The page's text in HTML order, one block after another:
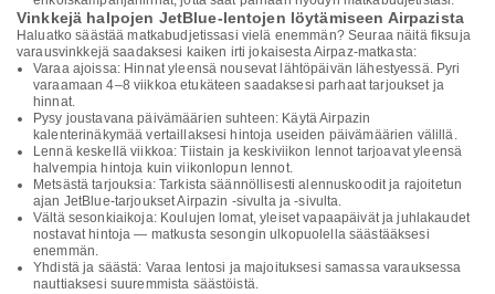
Vinkkejä halpojen JetBlue-lentojen löytämiseen Airpazista
Haluatko säästää matkabudjetissasi vielä enemmän? Seuraa näitä fiksuja
varausvinkkejä saadaksesi kaiken irti jokaisesta Airpaz-matkasta:
Varaa ajoissa: Hinnat yleensä nousevat lähtöpäivän lähestyessä. Pyri
varaamaan 4–8 viikkoa etukäteen saadaksesi parhaat tarjoukset ja
hinnat.
Pysy joustavana päivämäärien suhteen: Käytä Airpazin
kalenterinäkymää vertaillaksesi hintoja useiden päivämäärien välillä.
Lennä keskellä viikkoa: Tiistain ja keskiviikon lennot tarjoavat yleensä
halvempia hintoja kuin viikonlopun lennot.
Metsästä tarjouksia: Tarkista säännöllisesti alennuskoodit ja rajoitetun
ajan JetBlue-tarjoukset Airpazin -sivulta ja -sivulta.
Vältä sesonkiaikoja: Koulujen lomat, yleiset vapaapäivät ja juhlakaudet
nostavat hintoja — matkusta sesongin ulkopuolella säästääksesi
enemmän.
Yhdistä ja säästä: Varaa lentosi ja majoituksesi samassa varauksessa
nauttiaksesi suuremmista säästöistä.